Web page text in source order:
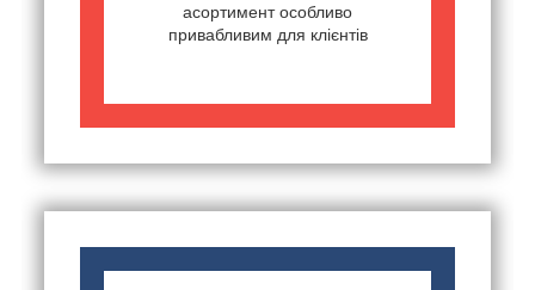
асортимент особливо
привабливим для клієнтів